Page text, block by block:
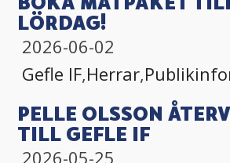
LÖRDAG!
2026-06-02
Gefle IF,Herrar,
PELLE OLSSON
TILL GEFLE IF
2026-05-25